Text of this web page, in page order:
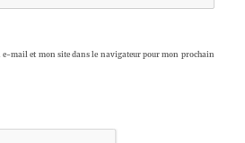
mail et mon site dans le navigateur pour mon prochain